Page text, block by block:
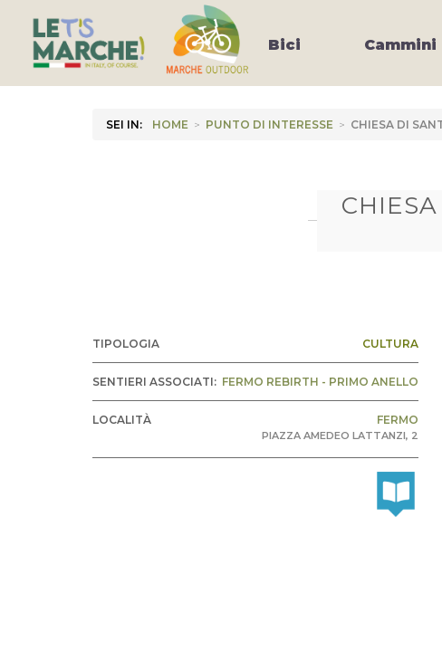
Bici Cammini
SEI IN: HOME > PUNTO DI INTERESSE > CHIESA DI
TIPOLOGIA CULTURA
SENTIERI ASSOCIATI: FERMO REBIRTH - PRIMO ANELLO
LOCALITÀ FERMO
PIAZZA AMEDEO LATTANZI, 2